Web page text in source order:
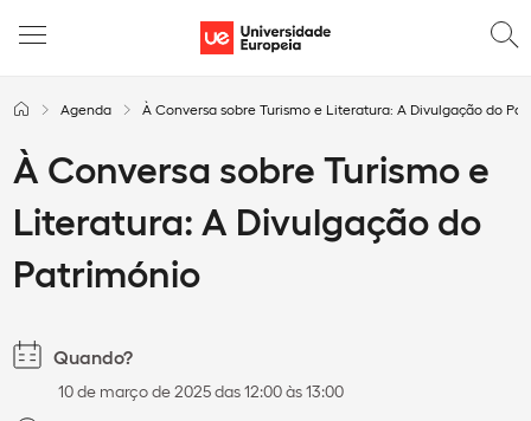
Agenda À Conversa sobre Turismo e Literatura: A Divulgação do
À Conversa sobre Turismo e
Literatura: A Divulgação do
Património
Quando?
10 de março de 2025 das 12:00 às 13:00